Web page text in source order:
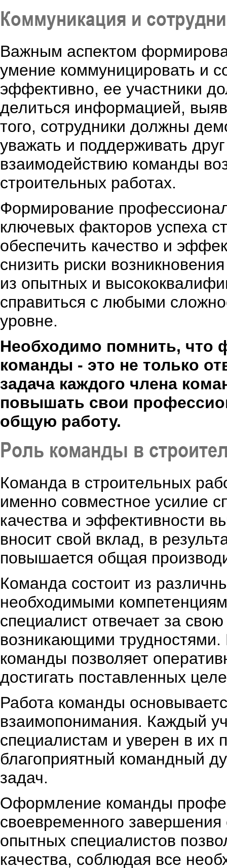
Коммуникация и
Важным аспектом
умение коммуницировать и
эффективно, ее участники
делиться информацией,
того, сотрудники должны
уважать и поддерживать
взаимодействию команды
строительных работах.
Формирование
ключевых факторов успеха
обеспечить качество и
снизить риски
из опытных и
справиться с любыми
уровне.
Необходимо помнить, что
команды - это не только
задача каждого члена
повышать свои
общую работу.
Роль команды в
Команда в строительных
именно совместное усилие
качества и эффективности
вносит свой вклад, в
повышается общая
Команда состоит из
необходимыми
специалист отвечает за
возникающими
команды позволяет
достигать поставленных
Работа команды
взаимопонимания. Каждый
специалистам и уверен в их
благоприятный командный
задач.
Оформление команды
своевременного
опытных специалистов
качества, соблюдая все